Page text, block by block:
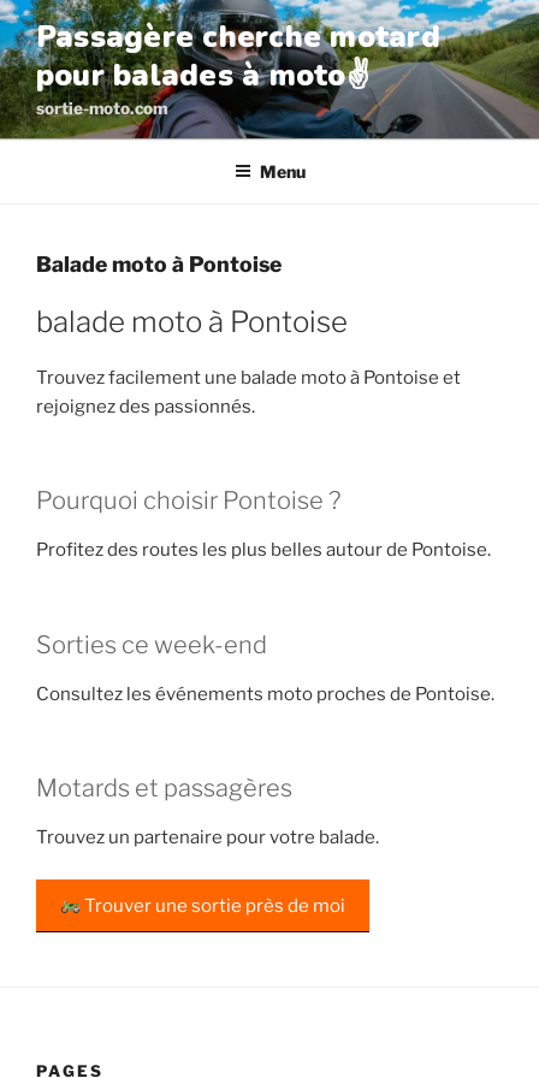
Aller
au
contenu
principal
Passagère cherche motard
pour balades à moto✌️
sortie-moto.com
Menu
Balade moto à Pontoise
balade moto à Pontoise
Trouvez facilement une balade moto à Pontoise et
rejoignez des passionnés.
Pourquoi choisir Pontoise ?
Profitez des routes les plus belles autour de Pontoise.
Sorties ce week-end
Consultez les événements moto proches de Pontoise.
Motards et passagères
Trouvez un partenaire pour votre balade.
Trouver une sortie près de moi
PAGES